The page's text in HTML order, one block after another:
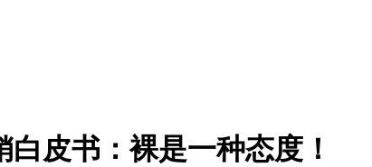
白皮书：裸是一种态度！